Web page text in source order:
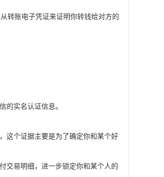
转账电子凭证来证明你转钱给对方的
实名认证信息。
个证据主要是为了确定你和某个好
易明细，进一步锁定你和某个人的